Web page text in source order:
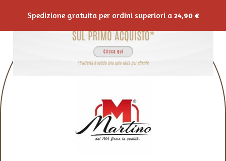
Spedizione gratuita per ordini superiori a 24,90 €